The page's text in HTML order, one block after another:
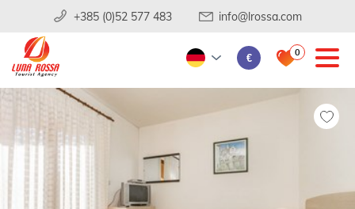
+385 (0)52 577 483 info@lrossa.com
€ 0